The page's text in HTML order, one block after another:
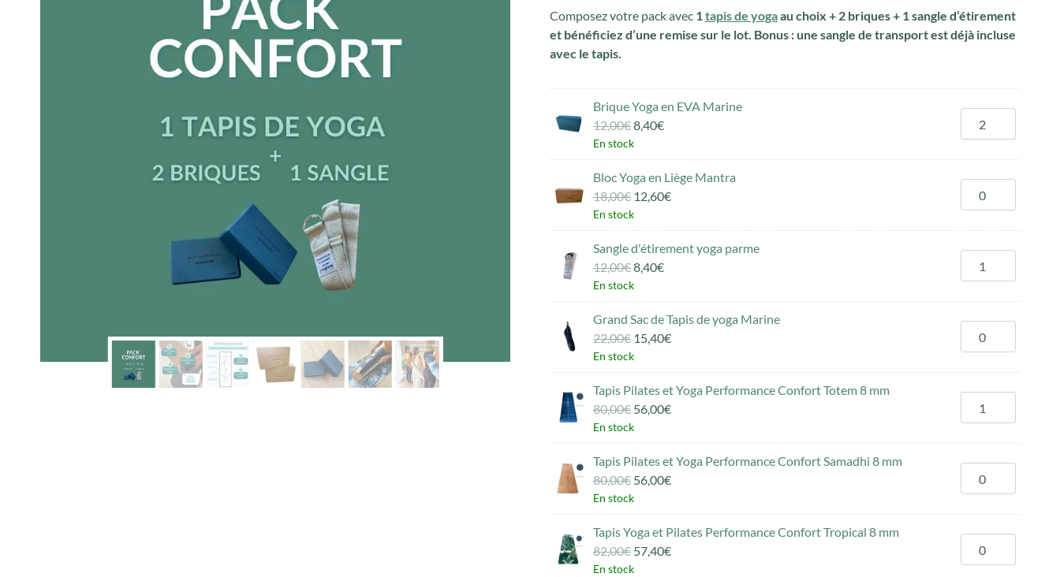
Composez votre pack avec 1 tapis de yogaau choix + 2 briques + 1 sangle d’étirement
et bénéficiez d’une remise sur le lot. Bonus : une sangle de transport est déjà incluse
avec le tapis.
Brique Yoga en EVA Marine
12,00€Le
prix
initial
était :
12,00€.
8,40€Le
actuel
est :
8,40€.
En stock
Bloc Yoga en Liège Mantra
18,00€ Le
prix
initial
était :
18,00€.
12,60€Le
actuel
est :
En stock
Sangle d'étirement yoga parme
12,00€Le
prix
initial
était :
12,00€.
8,40€Le
actuel
est :
8,40€.
En stock
Grand Sac de Tapis de yoga Marine
22,00€ Le
prix
initial
était :
22,00€.
15,40€Le
actuel
est :
15,40€.
En stock
Tapis Pilates et Yoga Performance Confort Totem 8 mm
80,00€ Le
prix
initial
était :
80,00€.
56,00€Le
actuel
est :
56,00€.
En stock
Tapis Pilates et Yoga Performance Confort Samadhi 8 mm
80,00€ Le
prix
initial
était :
80,00€.
56,00€Le
actuel
est :
56,00€.
En stock
Tapis Yoga et Pilates Performance Confort Tropical 8 mm
82,00€ Le
prix
57,40€Le
En stock